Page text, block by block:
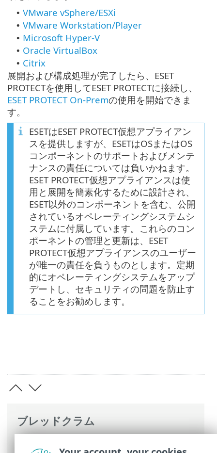
ブレッドクラム
• VMware vSphere/ESXi
• VMware Workstation/Player
• Microsoft Hyper-V
• Oracle VirtualBox
• Citrix
展開および構成処理が完了したら、ESET
PROTECTを使用してESET PROTECTに接続し、
ESET PROTECT On-Premの使用を開始できま
す。
ESETはESET PROTECT仮想アプライアン
スを提供しますが、ESETはOSまたはOS
コンポーネントのサポートおよびメンテ
ナンスの責任については負いかねます。
ESET PROTECT仮想アプライアンスは使
用と展開を簡素化するために設計され、
ESET以外のコンポーネントを含む、公開
されているオペレーティングシステムシ
ステムに付属しています。これらのコン
ポーネントの管理と更新は、ESET
PROTECT仮想アプライアンスのユーザー
が唯一の責任を負うものとします。定期
的にオペレーティングシステムをアップ
デートし、セキュリティの問題を防止す
ることをお勧めします。